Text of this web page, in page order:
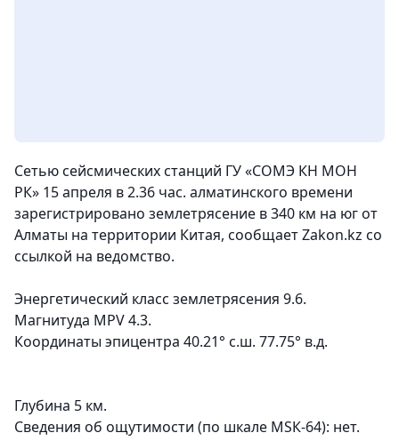
Сетью сейсмических станций ГУ «СОМЭ КН МОН
РК» 15 апреля в 2.36 час. алматинского времени
зарегистрировано землетрясение в 340 км на юг от
Алматы на территории Китая, сообщает Zakon.kz со
ссылкой на ведомство.
Энергетический класс землетрясения 9.6.
Магнитуда MPV 4.3.
Координаты эпицентра 40.21° с.ш. 77.75° в.д.
Глубина 5 км.
Сведения об ощутимости (по шкале МSК-64): нет.